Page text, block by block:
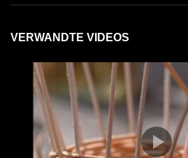
VERWANDTE VIDEOS